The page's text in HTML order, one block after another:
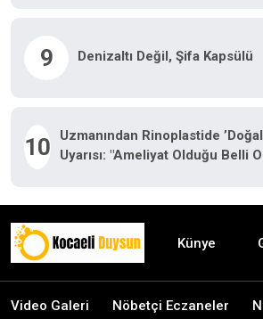
9 Denizaltı Değil, Şifa Kapsülü
10
Uzmanından Rinoplastide
Uyarısı: "Ameliyat Olduğu Belli
Künye
Video Galeri Nöbetçi Eczaneler